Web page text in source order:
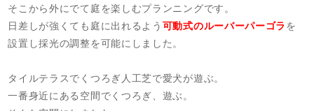
そこから外にでて庭を楽しむプランニングです。
日差しが強くても庭に出れるよう 可動式のルーバーパーゴラを
設置し採光の調整を可能にしました。
タイルテラスでくつろぎ人工芝で愛犬が遊ぶ。
一番身近にある空間でくつろぎ、遊ぶ。